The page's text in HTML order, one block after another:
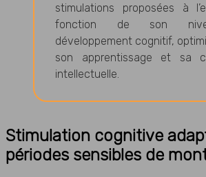
stimulations proposées à
fonction de son
développement cognitif,
son apprentissage et sa
intellectuelle.
Stimulation cognitive
périodes sensibles de